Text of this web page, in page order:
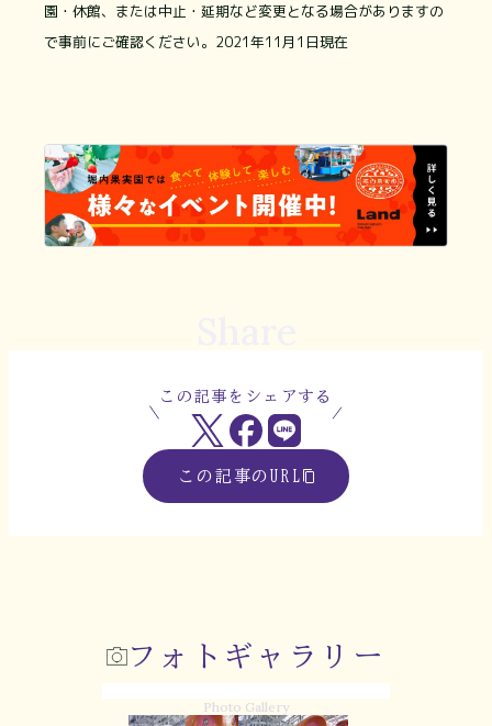
園・休館、または中止・延期など変更となる場合がありますの
で事前にご確認ください。2021年11月1日現在
この記事をシェアする
この記事のURL
フォトギャラリー
Photo Gallery